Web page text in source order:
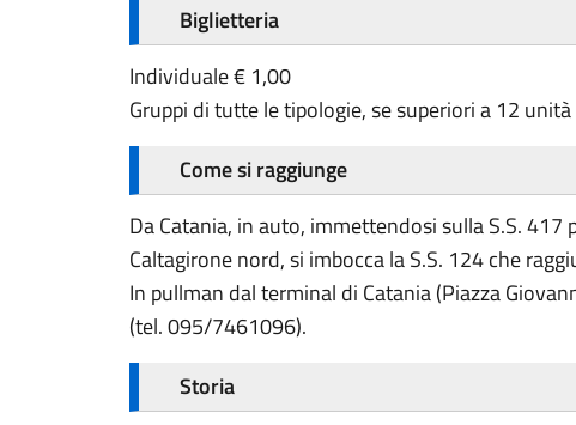
Biglietteria
Individuale € 1,00
Gruppi di tutte le tipologie, se superiori a 12
Come si raggiunge
Da Catania, in auto, immettendosi sulla S.S.
Caltagirone nord, si imbocca la S.S. 124 che
In pullman dal terminal di Catania (Piazza
(tel. 095/7461096).
Storia